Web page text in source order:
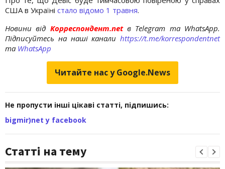
США в Україні стало відомо 1 травня.
Новини від Корреспондент.netв Telegram та WhatsApp.
Підписуйтесь на наші канали https://t.me/korrespondentnet
та WhatsApp
Читайте нас у Google.News
Не пропусти інші цікаві статті, підпишись:
bigmir)net у facebook
Статті на тему